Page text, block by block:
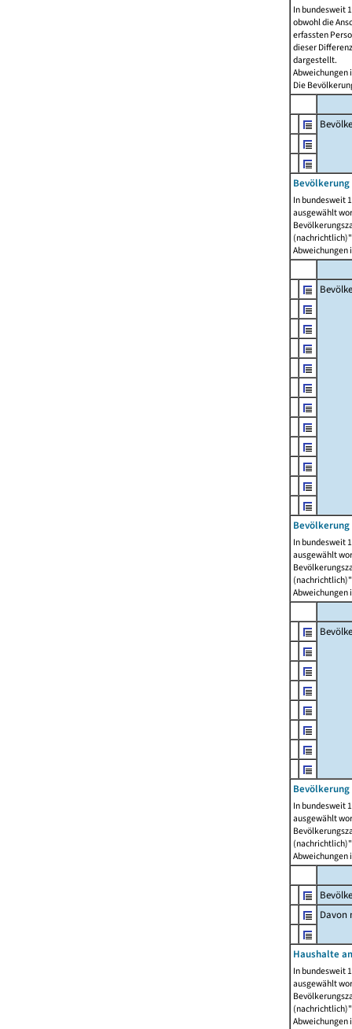
In bundesweit
obwohl die
erfassten
dieser
dargestellt.
Abweichungen
Die
In bundesweit
ausgewählt
Abweichungen
In bundesweit
ausgewählt
Abweichungen
In bundesweit
ausgewählt
Abweichungen
Davon
Haushalte
In bundesweit
ausgewählt
Abweichungen